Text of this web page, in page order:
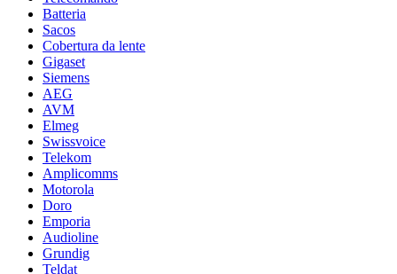
Batteria
Sacos
Cobertura da lente
Gigaset
Siemens
AEG
AVM
Elmeg
Swissvoice
Telekom
Amplicomms
Motorola
Doro
Emporia
Audioline
Grundig
Teldat